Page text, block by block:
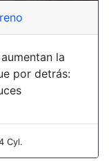
la
por detrás:
Cyl.